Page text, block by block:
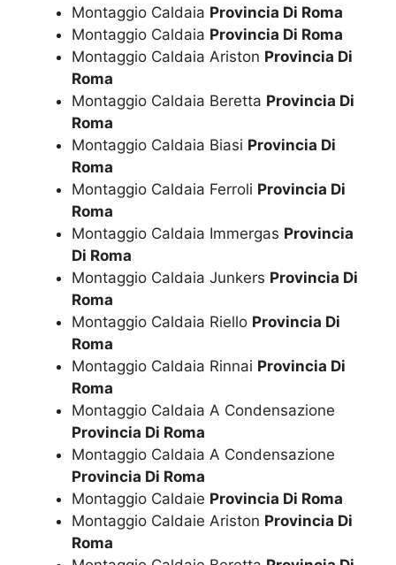
Montaggio Caldaia Provincia Di Roma
Montaggio Caldaia Provincia Di Roma
Montaggio Caldaia Ariston Provincia Di
Roma
Montaggio Caldaia Beretta Provincia Di
Roma
Montaggio Caldaia Biasi Provincia Di
Roma
Montaggio Caldaia Ferroli Provincia Di
Roma
Montaggio Caldaia Immergas Provincia
Di Roma
Montaggio Caldaia Junkers Provincia Di
Roma
Montaggio Caldaia Riello Provincia Di
Roma
Montaggio Caldaia Rinnai Provincia Di
Roma
Montaggio Caldaia A Condensazione
Provincia Di Roma
Montaggio Caldaia A Condensazione
Provincia Di Roma
Montaggio Caldaie Provincia Di Roma
Montaggio Caldaie Ariston Provincia Di
Roma